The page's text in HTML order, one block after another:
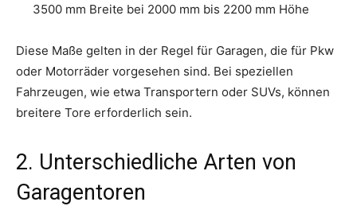
3500 mm Breite bei 2000 mm bis 2200 mm Höhe
Diese Maße gelten in der Regel für Garagen, die für Pkw
oder Motorräder vorgesehen sind. Bei speziellen
Fahrzeugen, wie etwa Transportern oder SUVs, können
breitere Tore erforderlich sein.
2. Unterschiedliche Arten von
Garagentoren